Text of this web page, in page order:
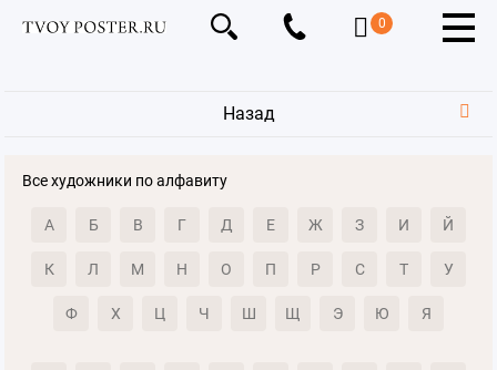
0
Назад
Все художники по алфавиту
А Б В Г Д Е Ж З И Й
К Л М Н О П Р С Т У
Ф Х Ц Ч Ш Щ Э Ю Я